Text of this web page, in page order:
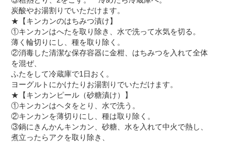
炭酸やお湯割りでいただけます。
★【キンカンのはちみつ漬け】
①キンカンはへたを取り除き、水で洗って水気を切る。
薄く輪切りにし、種を取り除く。
②消毒した清潔な保存容器に金柑、はちみつを入れて全体
を混ぜ、
ふたをして冷蔵庫で1日おく。
ヨーグルトにかけたりお湯割りでいただけます。
★【キンカンピール（砂糖漬け）】
①キンカンはヘタをとり、水で洗う。
②キンカンを薄切りにし、種は取り除く。
③鍋にきんかんキンカン、砂糖、水を入れて中火で熱し、
煮立ったらアクを取り除き、